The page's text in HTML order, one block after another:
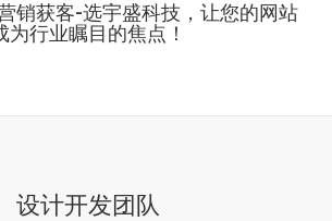
销获客-选宇盛科技，让您的网站
为行业瞩目的焦点！
设计开发团队